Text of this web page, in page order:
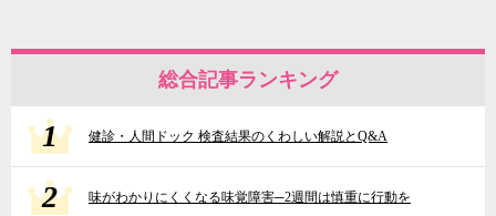
総合記事ランキング
1 健診・人間ドック 検査結果のくわしい解説とQ&A
2 味がわかりにくくなる味覚障害─2週間は慎重に行動を